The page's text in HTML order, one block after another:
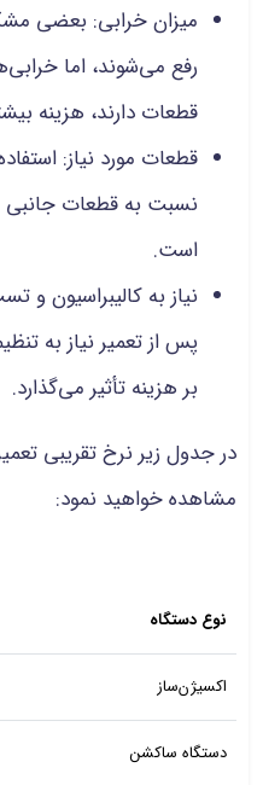
میزان خرابی: بعضی
رفع می‌شوند، اما
قطعات دارند، هزینه
قطعات مورد نیاز:
نسبت به قطعات جانبی
است.
نیاز به کالیبراسیون
پس از تعمیر نیاز به
بر هزینه تأثیر می‌گذارد.
در جدول زیر نرخ تقریبی
مشاهده خواهید نمود:
نوع دستگاه
اکسیژن‌ساز
دستگاه ساکشن